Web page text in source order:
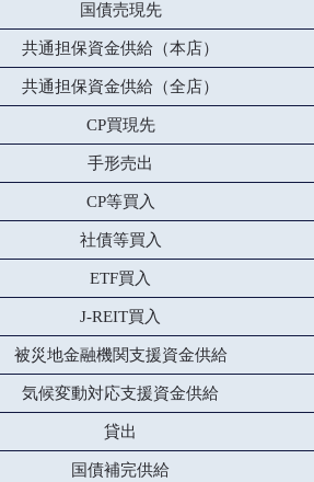
国債売現先
共通担保資金供給（本店）
共通担保資金供給（全店）
CP買現先
手形売出
CP等買入
社債等買入
ETF買入
J-REIT買入
被災地金融機関支援資金供給
気候変動対応支援資金供給
貸出
国債補完供給